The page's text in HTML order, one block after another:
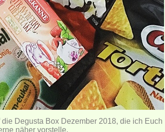
Degusta Box Dezember 2018, die ich Euch
näher vorstelle.